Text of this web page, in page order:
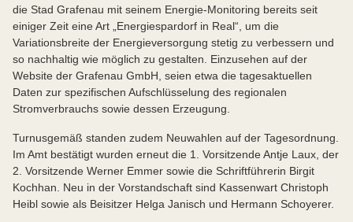
die Stad Grafenau mit seinem Energie-Monitoring bereits seit
einiger Zeit eine Art „Energiespardorf in Real“, um die
Variationsbreite der Energieversorgung stetig zu verbessern und
so nachhaltig wie möglich zu gestalten. Einzusehen auf der
Website der Grafenau GmbH, seien etwa die tagesaktuellen
Daten zur spezifischen Aufschlüsselung des regionalen
Stromverbrauchs sowie dessen Erzeugung.
Turnusgemäß standen zudem Neuwahlen auf der Tagesordnung.
Im Amt bestätigt wurden erneut die 1. Vorsitzende Antje Laux, der
2. Vorsitzende Werner Emmer sowie die Schriftführerin Birgit
Kochhan. Neu in der Vorstandschaft sind Kassenwart Christoph
Heibl sowie als Beisitzer Helga Janisch und Hermann Schoyerer.